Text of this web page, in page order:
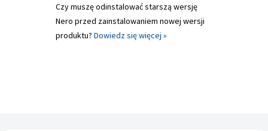
Czy muszę odinstalować starszą wersję
Nero przed zainstalowaniem nowej wersji
produktu? Dowiedz się więcej »